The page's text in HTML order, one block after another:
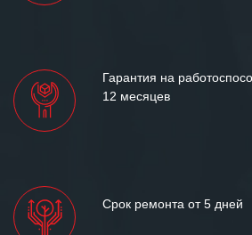
Гарантия на
12 месяцев
Срок ремонта от 5 дней